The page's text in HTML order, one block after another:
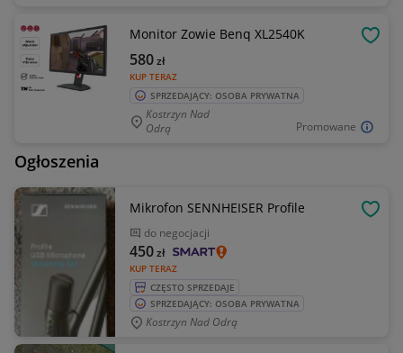
Promowane
Monitor Zowie Benq XL2540K
KUP TERAZ
580zł
SPRZEDAJĄCY: OSOBA PRYWATNA
Kostrzyn Nad
Odrą
Ogłoszenia
Mikrofon SENNHEISER Profile
do negocjacji
KUP TERAZ
450zł
CZĘSTO SPRZEDAJE
SPRZEDAJĄCY: OSOBA PRYWATNA
Kostrzyn Nad Odrą